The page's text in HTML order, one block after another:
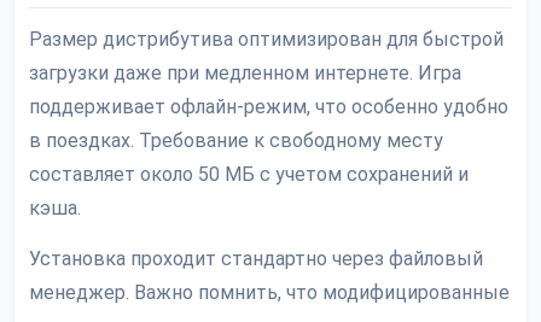
Размер дистрибутива оптимизирован для быстрой
загрузки даже при медленном интернете. Игра
поддерживает офлайн-режим, что особенно удобно
в поездках. Требование к свободному месту
составляет около 50 МБ с учетом сохранений и
кэша.
Установка проходит стандартно через файловый
менеджер. Важно помнить, что модифицированные